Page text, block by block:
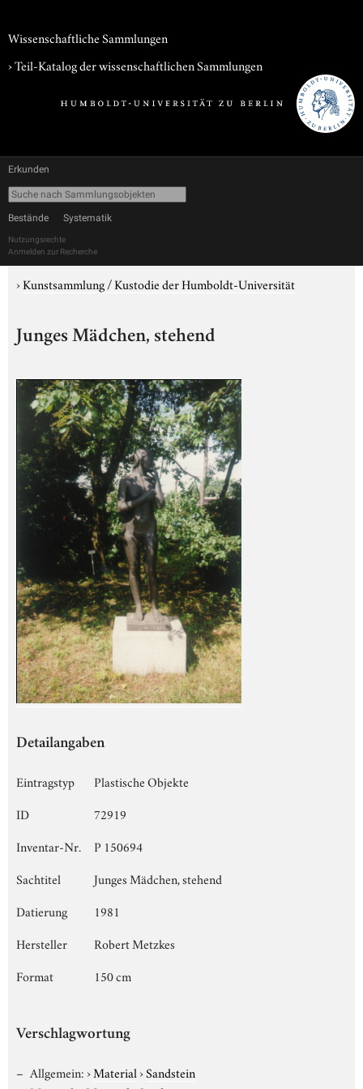
Wissenschaftliche Sammlungen
› Teil-Katalog der wissenschaftlichen Sammlungen
Erkunden
Bestände Systematik
Nutzungsrechte
Anmelden zur Recherche
›Kunstsammlung / Kustodie der Humboldt-Universität
Junges Mädchen, stehend
Detailangaben
Eintragstyp
Plastische Objekte
ID
72919
Inventar-Nr.
P 150694
Sachtitel
Junges Mädchen, stehend
Datierung
1981
Hersteller
Robert Metzkes
Format
150 cm
Verschlagwortung
Allgemein:›Material›Sandstein